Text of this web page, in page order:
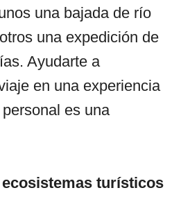
una bajada de río
una expedición de
Ayudarte a
en una experiencia
es una
turísticos